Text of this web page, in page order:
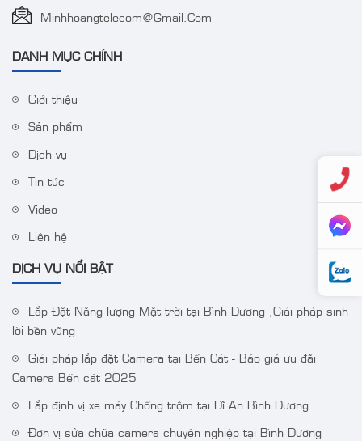
Camera IP Colorvu 2MP
HIKVISION DS-
2CD1027G0-LUF
J142I/NKS424W03H
Camera IP AcuSense
VT-2CD3BG-DC
ColorVu Audio Fixed
Turret Camera
Minhhoangtelecom@gmail.com
DANH MỤC CHÍNH
Giới thiệu
Sản phẩm
Dịch vụ
Tin tức
Video
Liên hệ
DỊCH VỤ NỔI BẬT
Lắp Đặt Năng lượng Mặt trời tại Bình Dương ,Giải pháp sinh
lời bền vững
Giải pháp lắp đặt Camera tại Bến Cát - Báo giá ưu đãi
Camera Bến cát 2025
Lắp định vị xe máy Chống trộm tại Dĩ An Bình Dương
Đơn vị sửa chữa camera chuyên nghiệp tại Bình Dương